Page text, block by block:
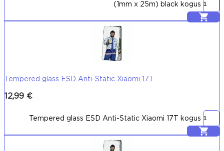
(1mm x 25m) black kogus
Lisa korvi
Tempered glass ESD Anti-Static Xiaomi 17T
12,99 €
Tempered glass ESD Anti-Static Xiaomi 17T kogus
Lisa korvi